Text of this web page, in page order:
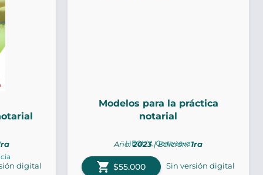
digital
Modelos para la práctica
notarial
HEGUY, Genoveva
Año:2023| Edición:1ra
shopping_cart $55.000 Sin versión digital